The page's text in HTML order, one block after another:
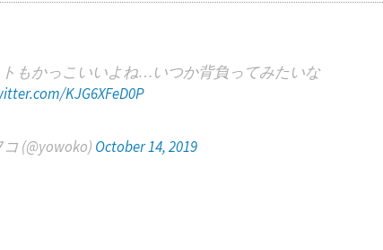
もかっこいいよね…いつか背負ってみたいな
KJG6XFeD0P
(@yowoko) October 14, 2019